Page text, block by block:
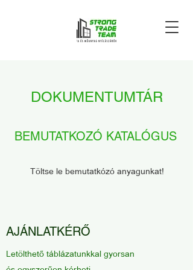
DOKUMENTUMTÁR
BEMUTATKOZÓ KATALÓGUS
Töltse le bemutatkózó anyagunkat!
AJÁNLATKÉRŐ
Letölthető táblázatunkkal gyorsan